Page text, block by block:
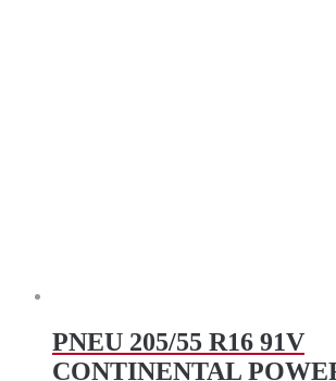
PNEU 205/55 R16 91V
CONTINENTAL